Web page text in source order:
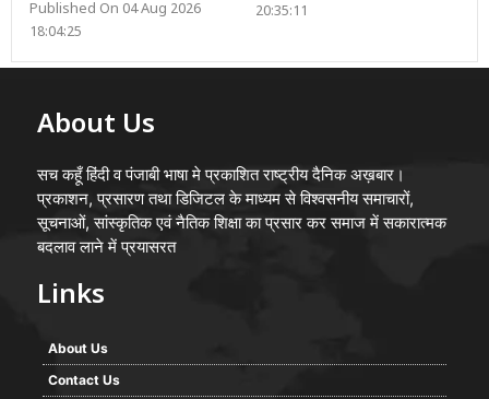
Published On 04 Aug 2026
18:04:25
20:35:11
About Us
सच कहूँ हिंदी व पंजाबी भाषा मे प्रकाशित राष्ट्रीय दैनिक अख़बार।
प्रकाशन, प्रसारण तथा डिजिटल के माध्यम से विश्वसनीय समाचारों,
सूचनाओं, सांस्कृतिक एवं नैतिक शिक्षा का प्रसार कर समाज में सकारात्मक
बदलाव लाने में प्रयासरत
Links
About Us
Contact Us